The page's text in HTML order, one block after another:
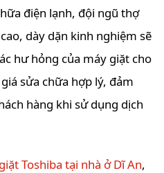
điện lạnh, đội ngũ thợ
dày dặn kinh nghiệm sẽ
hư hỏng của máy giặt cho
sửa chữa hợp lý, đảm
hàng khi sử dụng dịch
Toshiba tại nhà ở Dĩ An,